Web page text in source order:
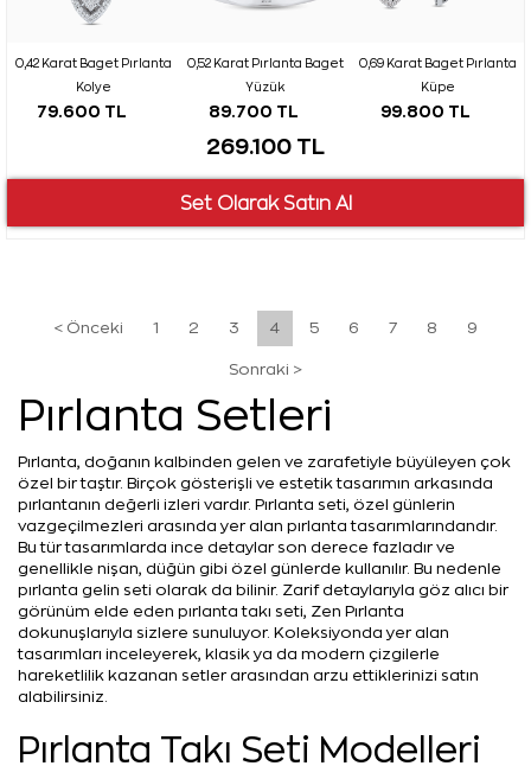
0,42 Karat Baget Pırlanta
Kolye
79.600 TL
0,52 Karat Pırlanta Baget
Yüzük
89.700 TL
0,69 Karat Baget Pırlanta
Küpe
99.800 TL
269.100 TL
< Önceki 1 2 3 4 5 6 7 8 9
Sonraki >
Pırlanta Setleri
Pırlanta, doğanın kalbinden gelen ve zarafetiyle büyüleyen çok
özel bir taştır. Birçok gösterişli ve estetik tasarımın arkasında
pırlantanın değerli izleri vardır. Pırlanta seti, özel günlerin
vazgeçilmezleri arasında yer alan pırlanta tasarımlarındandır.
Bu tür tasarımlarda ince detaylar son derece fazladır ve
genellikle nişan, düğün gibi özel günlerde kullanılır. Bu nedenle
pırlanta gelin seti olarak da bilinir. Zarif detaylarıyla göz alıcı bir
görünüm elde eden pırlanta takı seti, Zen Pırlanta
dokunuşlarıyla sizlere sunuluyor. Koleksiyonda yer alan
tasarımları inceleyerek, klasik ya da modern çizgilerle
hareketlilik kazanan setler arasından arzu ettiklerinizi satın
alabilirsiniz.
Pırlanta Takı Seti Modelleri